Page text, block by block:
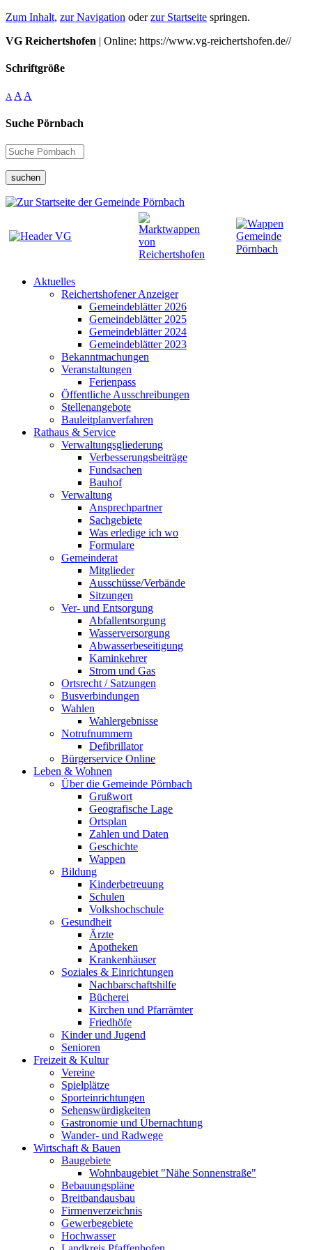
Zum Inhalt, zur Navigation oderzur Startseite springen.
VG Reichertshofen | Online: https://www.vg-reichertshofen.de//
Schriftgröße
A A A
Suche Pörnbach
suchen
Aktuelles
Reichertshofener Anzeiger
Gemeindeblätter 2026
Gemeindeblätter 2025
Gemeindeblätter 2024
Gemeindeblätter 2023
Bekanntmachungen
Veranstaltungen
Ferienpass
Öffentliche Ausschreibungen
Stellenangebote
Bauleitplanverfahren
Rathaus & Service
Verwaltungsgliederung
Verbesserungsbeiträge
Fundsachen
Bauhof
Verwaltung
Ansprechpartner
Sachgebiete
Was erledige ich wo
Formulare
Gemeinderat
Mitglieder
Ausschüsse/Verbände
Sitzungen
Ver- und Entsorgung
Abfallentsorgung
Wasserversorgung
Abwasserbeseitigung
Kaminkehrer
Strom und Gas
Ortsrecht / Satzungen
Busverbindungen
Wahlen
Wahlergebnisse
Notrufnummern
Defibrillator
Bürgerservice Online
Leben & Wohnen
Über die Gemeinde Pörnbach
Grußwort
Geografische Lage
Ortsplan
Zahlen und Daten
Geschichte
Wappen
Bildung
Kinderbetreuung
Schulen
Volkshochschule
Gesundheit
Ärzte
Apotheken
Krankenhäuser
Soziales & Einrichtungen
Nachbarschaftshilfe
Bücherei
Kirchen und Pfarrämter
Friedhöfe
Kinder und Jugend
Senioren
Freizeit & Kultur
Vereine
Spielplätze
Sporteinrichtungen
Sehenswürdigkeiten
Gastronomie und Übernachtung
Wander- und Radwege
Wirtschaft & Bauen
Baugebiete
Wohnbaugebiet "Nähe Sonnenstraße"
Bebauungspläne
Breitbandausbau
Firmenverzeichnis
Gewerbegebiete
Hochwasser